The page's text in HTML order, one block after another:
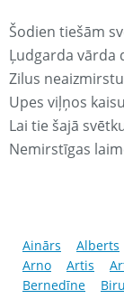
Šodien tiešām
Ļudgarda vārda
Zilus
Upes viļņos
Lai tie šajā
Nemirstīgas
Ainārs Alberts
Arno
Artis
Bernedīne